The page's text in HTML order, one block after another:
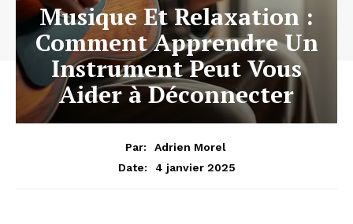
Musique Et Relaxation :
Comment Apprendre Un
Instrument Peut Vous
Aider à Déconnecter
Par:
Adrien Morel
Date:
4 janvier 2025